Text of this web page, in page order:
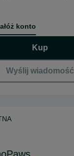
konto
Kup
Wyślij wiadomość